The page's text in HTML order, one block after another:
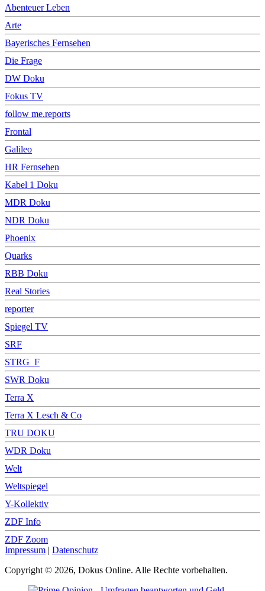
Abenteuer Leben
Arte
Bayerisches Fernsehen
Die Frage
DW Doku
Fokus TV
follow me.reports
Frontal
Galileo
HR Fernsehen
Kabel 1 Doku
MDR Doku
NDR Doku
Phoenix
Quarks
RBB Doku
Real Stories
reporter
Spiegel TV
SRF
STRG_F
SWR Doku
Terra X
Terra X Lesch & Co
TRU DOKU
WDR Doku
Welt
Weltspiegel
Y-Kollektiv
ZDF Info
ZDF Zoom
Impressum | Datenschutz
Copyright © 2026, Dokus Online. Alle Rechte vorbehalten.